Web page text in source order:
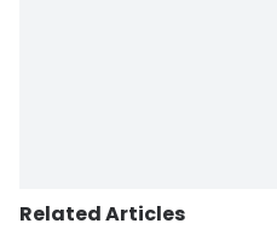
Related Articles